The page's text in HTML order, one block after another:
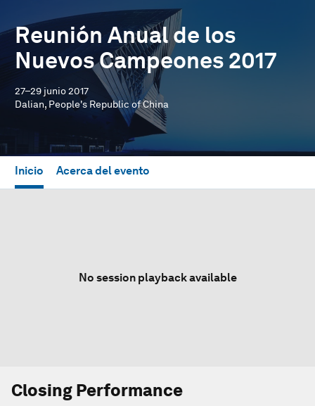
Reunión Anual de los
Nuevos Campeones 2017
27–29 junio 2017
Dalian, People's Republic of China
Inicio Acerca del evento
No session playback available
Closing Performance